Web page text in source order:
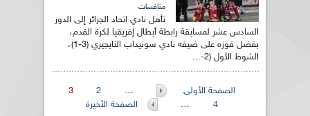
منافسات
تأهل نادي اتحاد الجزائر إلى الدور
السادس عشر لمسابقة رابطة أبطال إفريقيا لكرة القدم،
بفضل فوزه على ضيفه نادي سونيداب النايجيري (3-1)،
الشوط الأول (2-...
الصفحات
الصفحة الأولى …
2
3
4
… الصفحة الأخيرة